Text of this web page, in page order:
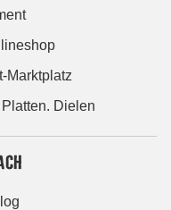
Marktplatz
Dielen